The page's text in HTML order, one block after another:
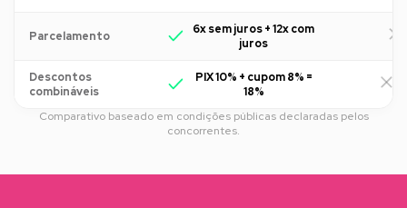
Parcelamento
6x sem juros + 12x com
juros
Descontos
combináveis
PIX 10% + cupom 8% =
18%
Comparativo baseado em condições públicas declaradas pelos
concorrentes.